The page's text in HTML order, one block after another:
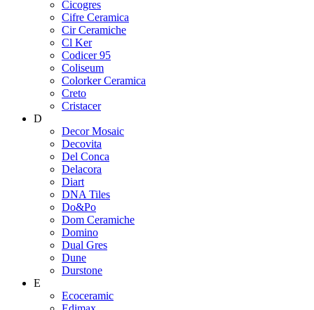
Cicogres
Cifre Ceramica
Cir Ceramiche
Cl Ker
Codicer 95
Coliseum
Colorker Ceramica
Creto
Cristacer
D
Decor Mosaic
Decovita
Del Conca
Delacora
Diart
DNA Tiles
Do&Po
Dom Ceramiche
Domino
Dual Gres
Dune
Durstone
E
Ecoceramic